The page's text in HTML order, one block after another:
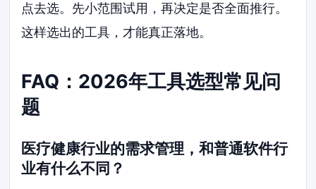
点去选。先小范围试用，再决定是否全面推行。
这样选出的工具，才能真正落地。
FAQ：2026年工具选型常见问
题
医疗健康行业的需求管理，和普通软件行
业有什么不同？